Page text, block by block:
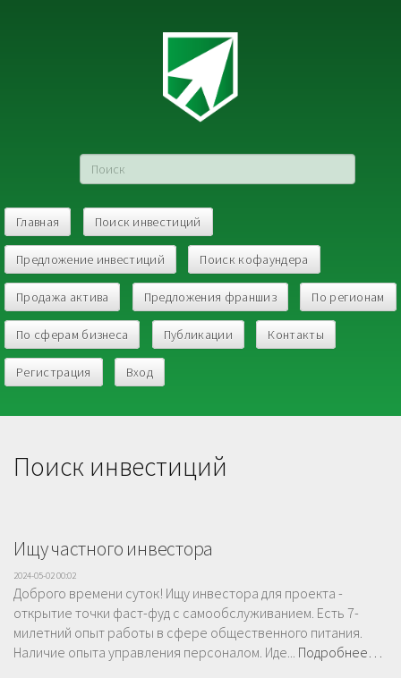
Главная Поиск инвестиций
Предложение инвестиций Поиск кофаундера
Продажа актива Предложения франшиз По регионам
По сферам бизнеса Публикации Контакты
Регистрация Вход
Поиск инвестиций
Ищу частного инвестора
2024-05-02 00:02
Доброго времени суток! Ищу инвестора для проекта -
открытие точки фаст-фуд с самообслуживанием. Есть 7-
милетний опыт работы в сфере общественного питания.
Наличие опыта управления персоналом. Иде... Подробнее…